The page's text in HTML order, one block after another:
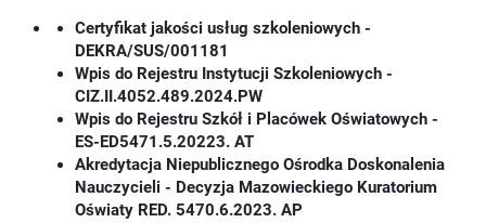
Certyfikat jakości usług szkoleniowych -
DEKRA/SUS/001181
Wpis do Rejestru Instytucji Szkoleniowych -
CIZ.II.4052.489.2024.PW
Wpis do Rejestru Szkół i Placówek Oświatowych -
ES-ED5471.5.20223. AT
Akredytacja Niepublicznego Ośrodka Doskonalenia
Nauczycieli - Decyzja Mazowieckiego Kuratorium
Oświaty RED. 5470.6.2023. AP